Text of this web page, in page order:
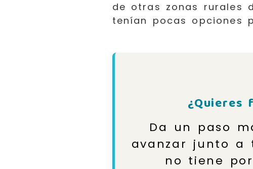
de otras zonas rurales
tenían pocas opciones
¿Quieres
Da un paso
avanzar junto a
no tiene